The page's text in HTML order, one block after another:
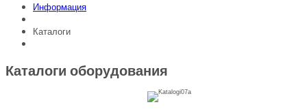
Информация
Каталоги
Каталоги оборудования